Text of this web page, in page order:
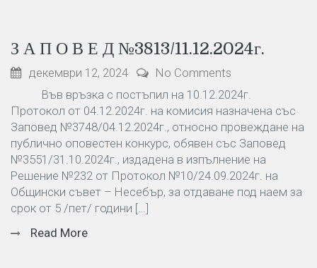
З А П О В Е Д №3813/11.12.2024г.
декември 12, 2024
No Comments
Във връзка с постъпил на 10.12.2024г.
Протокол от 04.12.2024г. на комисия назначена със
Заповед №3748/04.12.2024г., относно провеждане на
публично оповестен конкурс, обявен със Заповед
№3551/31.10.2024г., издадена в изпълнение на
Решение №232 от Протокол №10/24.09.2024г. на
Общински съвет – Несебър, за отдаване под наем за
срок от 5 /пет/ години […]
Read More